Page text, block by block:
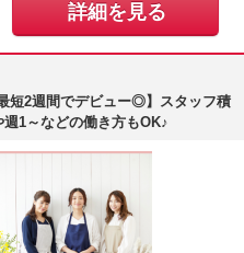
詳細を見る
短2週間でデビュー◎】スタッフ積
1～などの働き方もOK♪